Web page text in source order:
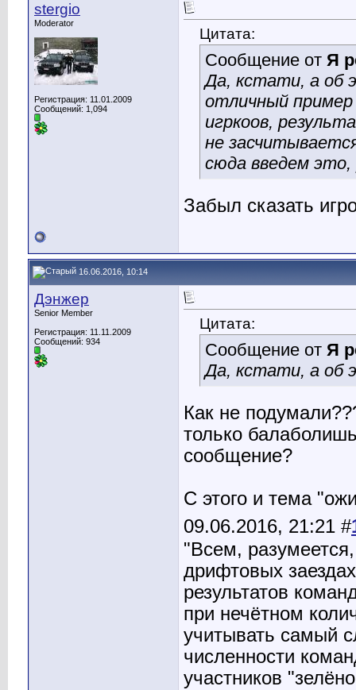
stergio
Moderator
Регистрация: 11.01.2009
Сообщений: 1,094
Цитата:
Сообщение от Я
Да, кстати, а об
отличный
игркоов,
не
сюда введем
Забыл сказать
16.06.2016, 10:14
Дэнжер
Senior Member
Регистрация: 11.11.2009
Сообщений: 934
Цитата:
Сообщение от Я
Да, кстати, а об
Как не
только
сообщение?
С этого и тема
09.06.2016, 21:21 #
"Всем,
дрифтовых
результатов
при нечётном
учитывать самый
численности
участников